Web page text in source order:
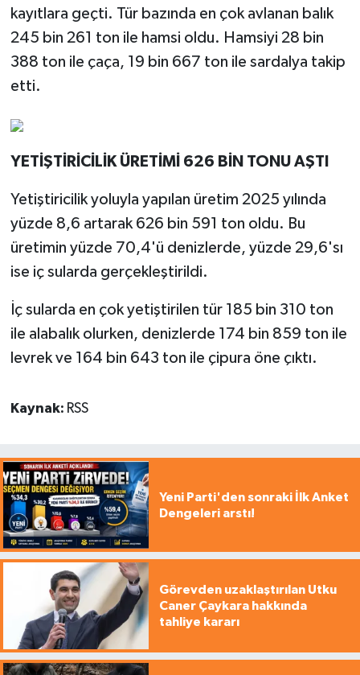
kayıtlara geçti. Tür bazında en çok avlanan balık
245 bin 261 ton ile hamsi oldu. Hamsiyi 28 bin
388 ton ile çaça, 19 bin 667 ton ile sardalya takip
etti.
YETİŞTİRİCİLİK ÜRETİMİ 626 BİN TONU AŞTI
Yetiştiricilik yoluyla yapılan üretim 2025 yılında
yüzde 8,6 artarak 626 bin 591 ton oldu. Bu
üretimin yüzde 70,4'ü denizlerde, yüzde 29,6'sı
ise iç sularda gerçekleştirildi.
İç sularda en çok yetiştirilen tür 185 bin 310 ton
ile alabalık olurken, denizlerde 174 bin 859 ton ile
levrek ve 164 bin 643 ton ile çipura öne çıktı.
Kaynak: RSS
Yeni Parti'den sonraki İlk Anket
Dengeleri arstı!
Görevden uzaklaştırılan Utku
Caner Çaykara hakkında
tahliye kararı